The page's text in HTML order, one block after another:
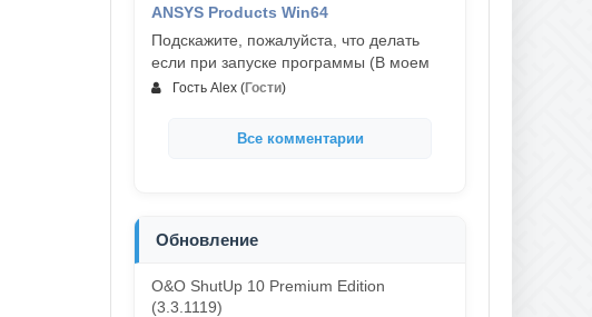
ANSYS Products Win64
Подскажите, пожалуйста, что делать
если при запуске программы (В моем
Гость Alex (Гости)
Все комментарии
Обновление
O&O ShutUp 10 Premium Edition
(3.3.1119)